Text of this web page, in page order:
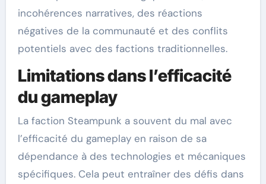
incohérences narratives, des réactions
négatives de la communauté et des conflits
potentiels avec des factions traditionnelles.
Limitations dans l’efficacité
du gameplay
La faction Steampunk a souvent du mal avec
l’efficacité du gameplay en raison de sa
dépendance à des technologies et mécaniques
spécifiques. Cela peut entraîner des défis dans